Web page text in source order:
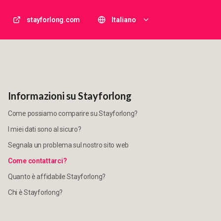
stayforlong.com Italiano
Informazioni su Stayforlong
Come possiamo comparire su Stayforlong?
I miei dati sono al sicuro?
Segnala un problema sul nostro sito web
Come contattarci?
Quanto è affidabile Stayforlong?
Chi è Stayforlong?